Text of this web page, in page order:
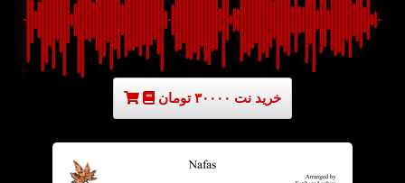
خرید نت ۳۰۰۰۰ تومان